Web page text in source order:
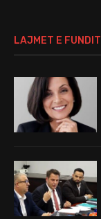
LAJMET E FUNDIT